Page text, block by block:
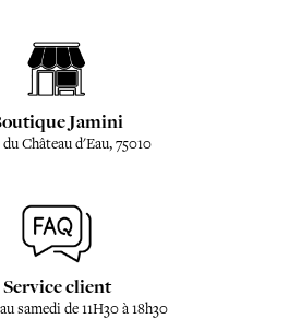
Jamini
Château d'Eau, 75010
Service client
samedi de 11H30 à 18h30